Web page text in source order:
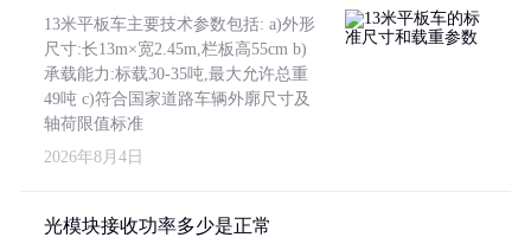
13米平板车主要技术参数包括: a)外形
尺寸:长13m×宽2.45m,栏板高55cm b)
承载能力:标载30-35吨,最大允许总重
49吨 c)符合国家道路车辆外廓尺寸及
轴荷限值标准
2026年8月4日
光模块接收功率多少是正常